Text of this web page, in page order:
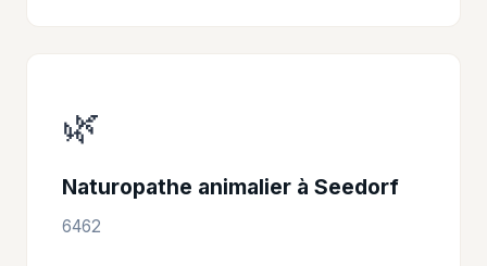
🌿
Naturopathe animalier à Seedorf
6462